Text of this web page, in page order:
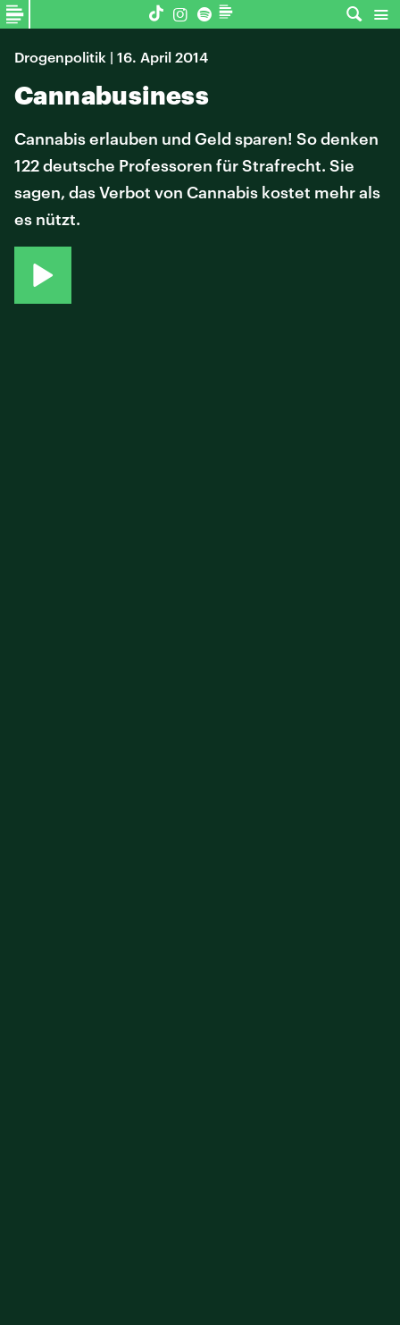
Drogenpolitik | 16. April 2014
Cannabusiness
Cannabis erlauben und Geld sparen! So denken
122 deutsche Professoren für Strafrecht. Sie
sagen, das Verbot von Cannabis kostet mehr als
es nützt.